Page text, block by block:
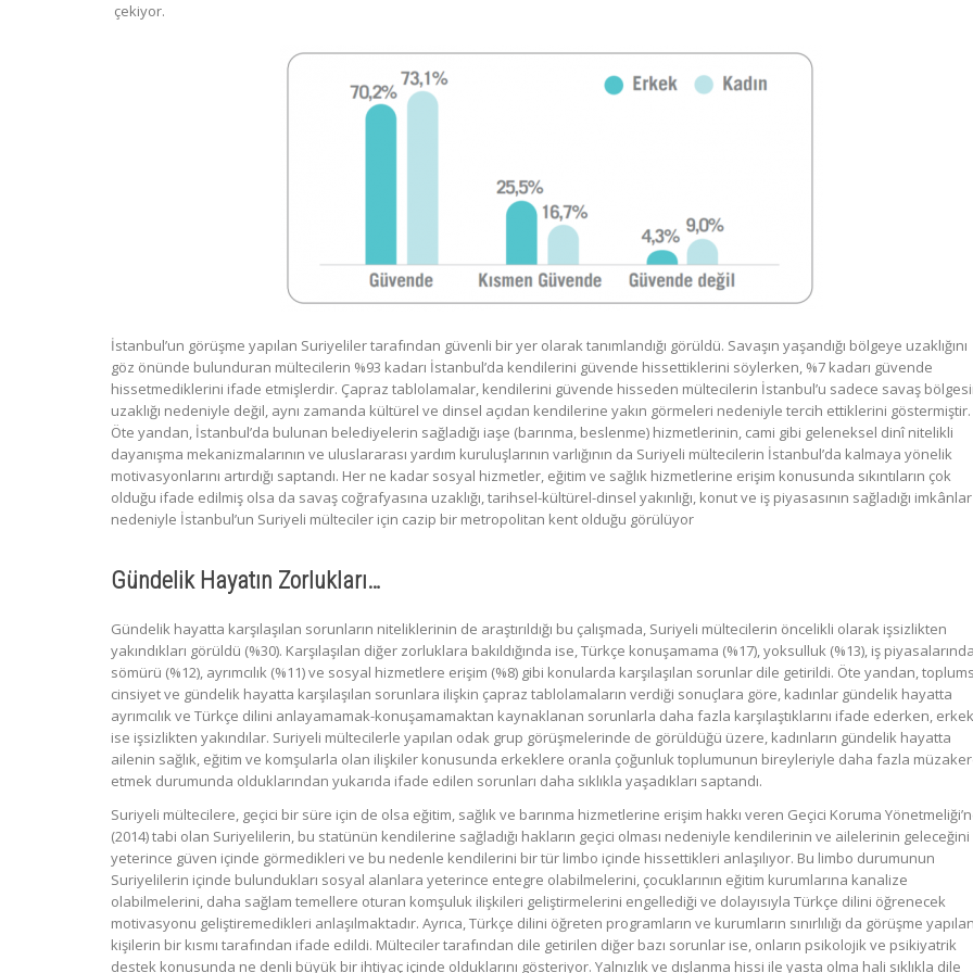
çekiyor.
İstanbul’un görüşme yapılan Suriyeliler tarafından güvenli bir yer olarak tanımlandığı görüldü. Savaşın yaşandığı bölgeye uzaklığını
göz önünde bulunduran mültecilerin %93 kadarı İstanbul’da kendilerini güvende hissettiklerini söylerken, %7 kadarı güvende
hissetmediklerini ifade etmişlerdir. Çapraz tablolamalar, kendilerini güvende hisseden mültecilerin İstanbul’u sadece savaş
uzaklığı nedeniyle değil, aynı zamanda kültürel ve dinsel açıdan kendilerine yakın görmeleri nedeniyle tercih ettiklerini göstermiştir.
Öte yandan, İstanbul’da bulunan belediyelerin sağladığı iaşe (barınma, beslenme) hizmetlerinin, cami gibi geleneksel dinî nitelikli
dayanışma mekanizmalarının ve uluslararası yardım kuruluşlarının varlığının da Suriyeli mültecilerin İstanbul’da kalmaya yönelik
motivasyonlarını artırdığı saptandı. Her ne kadar sosyal hizmetler, eğitim ve sağlık hizmetlerine erişim konusunda sıkıntıların çok
olduğu ifade edilmiş olsa da savaş coğrafyasına uzaklığı, tarihsel-kültürel-dinsel yakınlığı, konut ve iş piyasasının sağladığı imkânlar
nedeniyle İstanbul’un Suriyeli mülteciler için cazip bir metropolitan kent olduğu görülüyor
Gündelik Hayatın Zorlukları…
Gündelik hayatta karşılaşılan sorunların niteliklerinin de araştırıldığı bu çalışmada, Suriyeli mültecilerin öncelikli olarak işsizlikten
yakındıkları görüldü (%30). Karşılaşılan diğer zorluklara bakıldığında ise, Türkçe konuşamama (%17), yoksulluk (%13), iş
sömürü (%12), ayrımcılık (%11) ve sosyal hizmetlere erişim (%8) gibi konularda karşılaşılan sorunlar dile getirildi. Öte yandan,
cinsiyet ve gündelik hayatta karşılaşılan sorunlara ilişkin çapraz tablolamaların verdiği sonuçlara göre, kadınlar gündelik hayatta
ayrımcılık ve Türkçe dilini anlayamamak-konuşamamaktan kaynaklanan sorunlarla daha fazla karşılaştıklarını ifade ederken,
ise işsizlikten yakındılar. Suriyeli mültecilerle yapılan odak grup görüşmelerinde de görüldüğü üzere, kadınların gündelik hayatta
ailenin sağlık, eğitim ve komşularla olan ilişkiler konusunda erkeklere oranla çoğunluk toplumunun bireyleriyle daha fazla
etmek durumunda olduklarından yukarıda ifade edilen sorunları daha sıklıkla yaşadıkları saptandı.
Suriyeli mültecilere, geçici bir süre için de olsa eğitim, sağlık ve barınma hizmetlerine erişim hakkı veren Geçici Koruma
(2014) tabi olan Suriyelilerin, bu statünün kendilerine sağladığı hakların geçici olması nedeniyle kendilerinin ve ailelerinin geleceğini
yeterince güven içinde görmedikleri ve bu nedenle kendilerini bir tür limbo içinde hissettikleri anlaşılıyor. Bu limbo durumunun
Suriyelilerin içinde bulundukları sosyal alanlara yeterince entegre olabilmelerini, çocuklarının eğitim kurumlarına kanalize
olabilmelerini, daha sağlam temellere oturan komşuluk ilişkileri geliştirmelerini engellediği ve dolayısıyla Türkçe dilini öğrenecek
motivasyonu geliştiremedikleri anlaşılmaktadır. Ayrıca, Türkçe dilini öğreten programların ve kurumların sınırlılığı da görüşme
kişilerin bir kısmı tarafından ifade edildi. Mülteciler tarafından dile getirilen diğer bazı sorunlar ise, onların psikolojik ve psikiyatrik
destek konusunda ne denli büyük bir ihtiyaç içinde olduklarını gösteriyor. Yalnızlık ve dışlanma hissi ile yasta olma hali sıklıkla dile